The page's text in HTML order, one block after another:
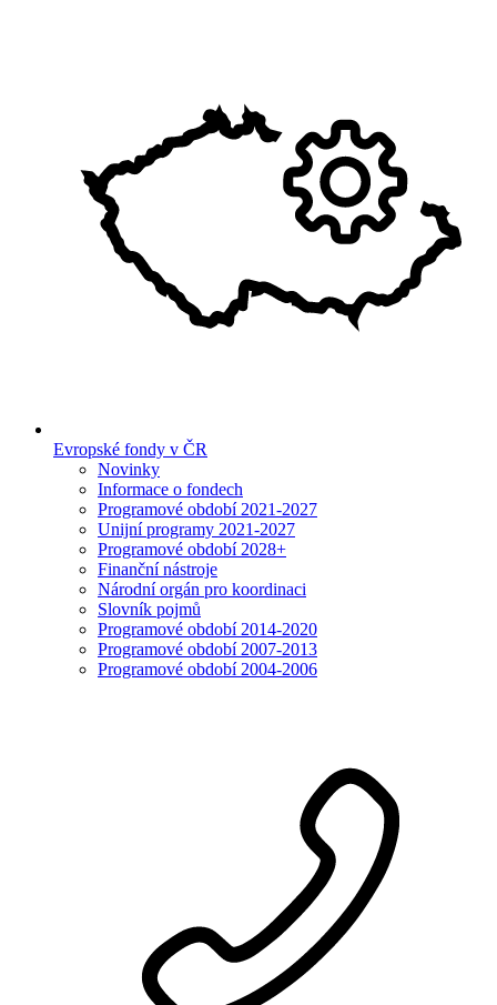
Evropské fondy v ČR
Novinky
Informace o fondech
Programové období 2021-2027
Unijní programy 2021-2027
Programové období 2028+
Finanční nástroje
Národní orgán pro koordinaci
Slovník pojmů
Programové období 2014-2020
Programové období 2007-2013
Programové období 2004-2006